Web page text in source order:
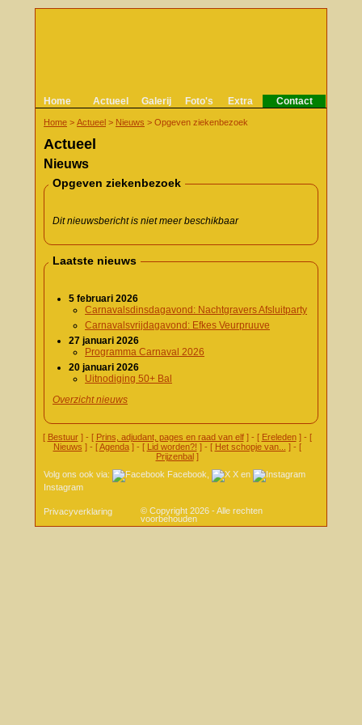
Home Actueel Galerij Foto's Extra Contact
Home > Actueel > Nieuws > Opgeven ziekenbezoek
Actueel
Nieuws
Opgeven ziekenbezoek
Dit nieuwsbericht is niet meer beschikbaar
Laatste nieuws
5 februari 2026
Carnavalsdinsdagavond: Nachtgravers Afsluitparty
Carnavalsvrijdagavond: Efkes Veurpruuve
27 januari 2026
Programma Carnaval 2026
20 januari 2026
Uitnodiging 50+ Bal
Overzicht nieuws
[ Bestuur] - [ Prins, adjudant, pages en raad van elf] - [ Ereleden] - [
Nieuws ] - [Agenda] - [ Lid worden?! ] - [ Het schopje van...
] - [
Prijzenbal]
Volg ons ook via:
Facebook X en
Instagram
Privacyverklaring
© Copyright 2026 - Alle rechten
voorbehouden